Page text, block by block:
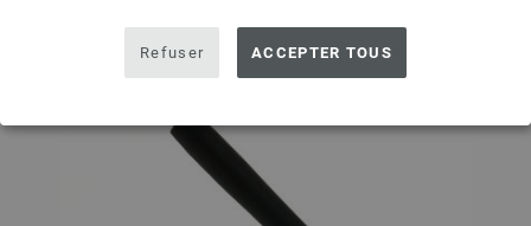
Refuser ACCEPTER TOUS